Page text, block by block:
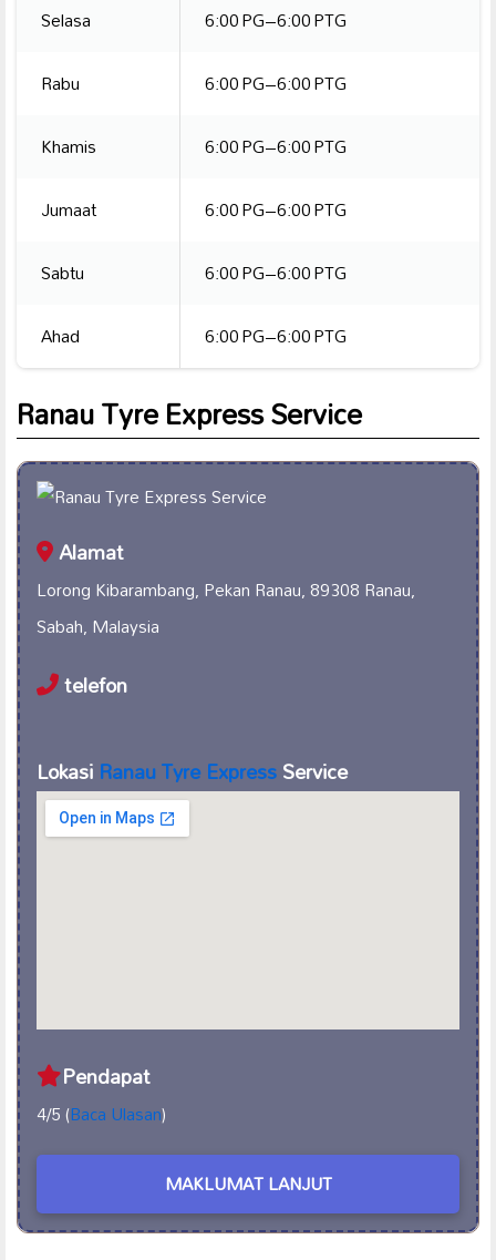
Selasa
6:00 PG–6:00 PTG
Rabu
6:00 PG–6:00 PTG
Khamis
6:00 PG–6:00 PTG
Jumaat
6:00 PG–6:00 PTG
Sabtu
6:00 PG–6:00 PTG
Ahad
6:00 PG–6:00 PTG
Ranau Tyre Express Service
Alamat
Lorong Kibarambang, Pekan Ranau, 89308 Ranau,
Sabah, Malaysia
telefon
LokasiRanau Tyre ExpressService
Pendapat
4/5 (Baca Ulasan)
MAKLUMAT LANJUT